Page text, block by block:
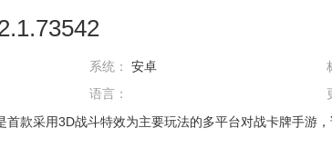
系统： 安卓
语言：
首款采用3D战斗特效为主要玩法的多平台对战卡牌手